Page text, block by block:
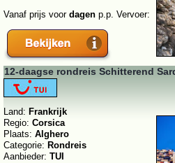
Vanaf prijs voor dagen p.p. Vervoer:
12-daagse rondreis Schitterend
Land: Frankrijk
Regio: Corsica
Plaats: Alghero
Categorie: Rondreis
Aanbieder: TUI